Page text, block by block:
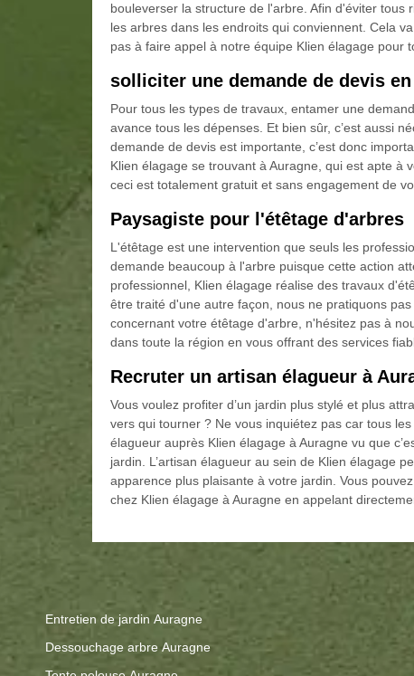
bouleverser la structure de l'arbre. Afin d'éviter
les arbres dans les endroits qui conviennent. Cela
pas à faire appel à notre équipe Klien élagage pour
solliciter une demande de devis
Pour tous les types de travaux, entamer une
avance tous les dépenses. Et bien sûr, c’est aussi
demande de devis est importante, c’est donc
Klien élagage se trouvant à Auragne, qui est apte à
ceci est totalement gratuit et sans engagement de
Paysagiste pour l'étêtage d'arbres
L'étêtage est une intervention que seuls les
demande beaucoup à l'arbre puisque cette action
professionnel, Klien élagage réalise des travaux
être traité d'une autre façon, nous ne pratiquons
concernant votre étêtage d'arbre, n'hésitez pas à
dans toute la région en vous offrant des services
Recruter un artisan élagueur à
Vous voulez profiter d’un jardin plus stylé et plus
vers qui tourner ? Ne vous inquiétez pas car tous
élagueur auprès Klien élagage à Auragne vu que
jardin. L’artisan élagueur au sein de Klien élagage
apparence plus plaisante à votre jardin. Vous
chez Klien élagage à Auragne en appelant
Entretien de jardin Auragne
Dessouchage arbre Auragne